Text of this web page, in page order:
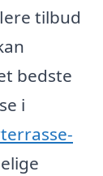
tilbud
bedste
i